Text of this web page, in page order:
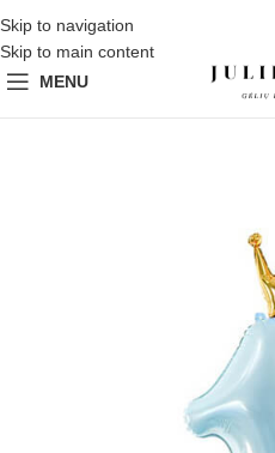
Skip to navigation
Skip to main content
MENU